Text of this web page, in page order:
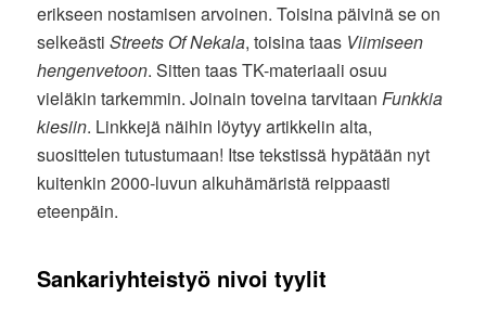
erikseen nostamisen arvoinen. Toisina päivinä se on
selkeästiStreets Of Nekala, toisina taas Viimiseen
hengenvetoon. Sitten taas TK-materiaali osuu
vieläkin tarkemmin. Joinain toveina tarvitaanFunkkia
kiesiin. Linkkejä näihin löytyy artikkelin alta,
suosittelen tutustumaan! Itse tekstissä hypätään nyt
kuitenkin 2000-luvun alkuhämäristä reippaasti
eteenpäin.
Sankariyhteistyö nivoi tyylit